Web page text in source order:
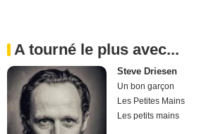
A tourné le plus avec...
Steve Driesen
Un bon garçon
Les Petites Mains
Les petits mains